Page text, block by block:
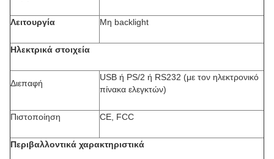
Λειτουργία Μη backlight
Ηλεκτρικά στοιχεία
Διεπαφή
USB ή PS/2 ή RS232 (με τον ηλεκτρονικό
πίνακα ελεγκτών)
Πιστοποίηση CE, FCC
Περιβαλλοντικά χαρακτηριστικά